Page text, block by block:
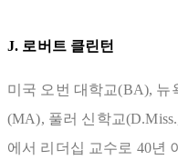
J. 로버트 클린턴
미국 오번 대학교(BA), 뉴
(MA), 풀러 신학교
에서 리더십 교수로 40년